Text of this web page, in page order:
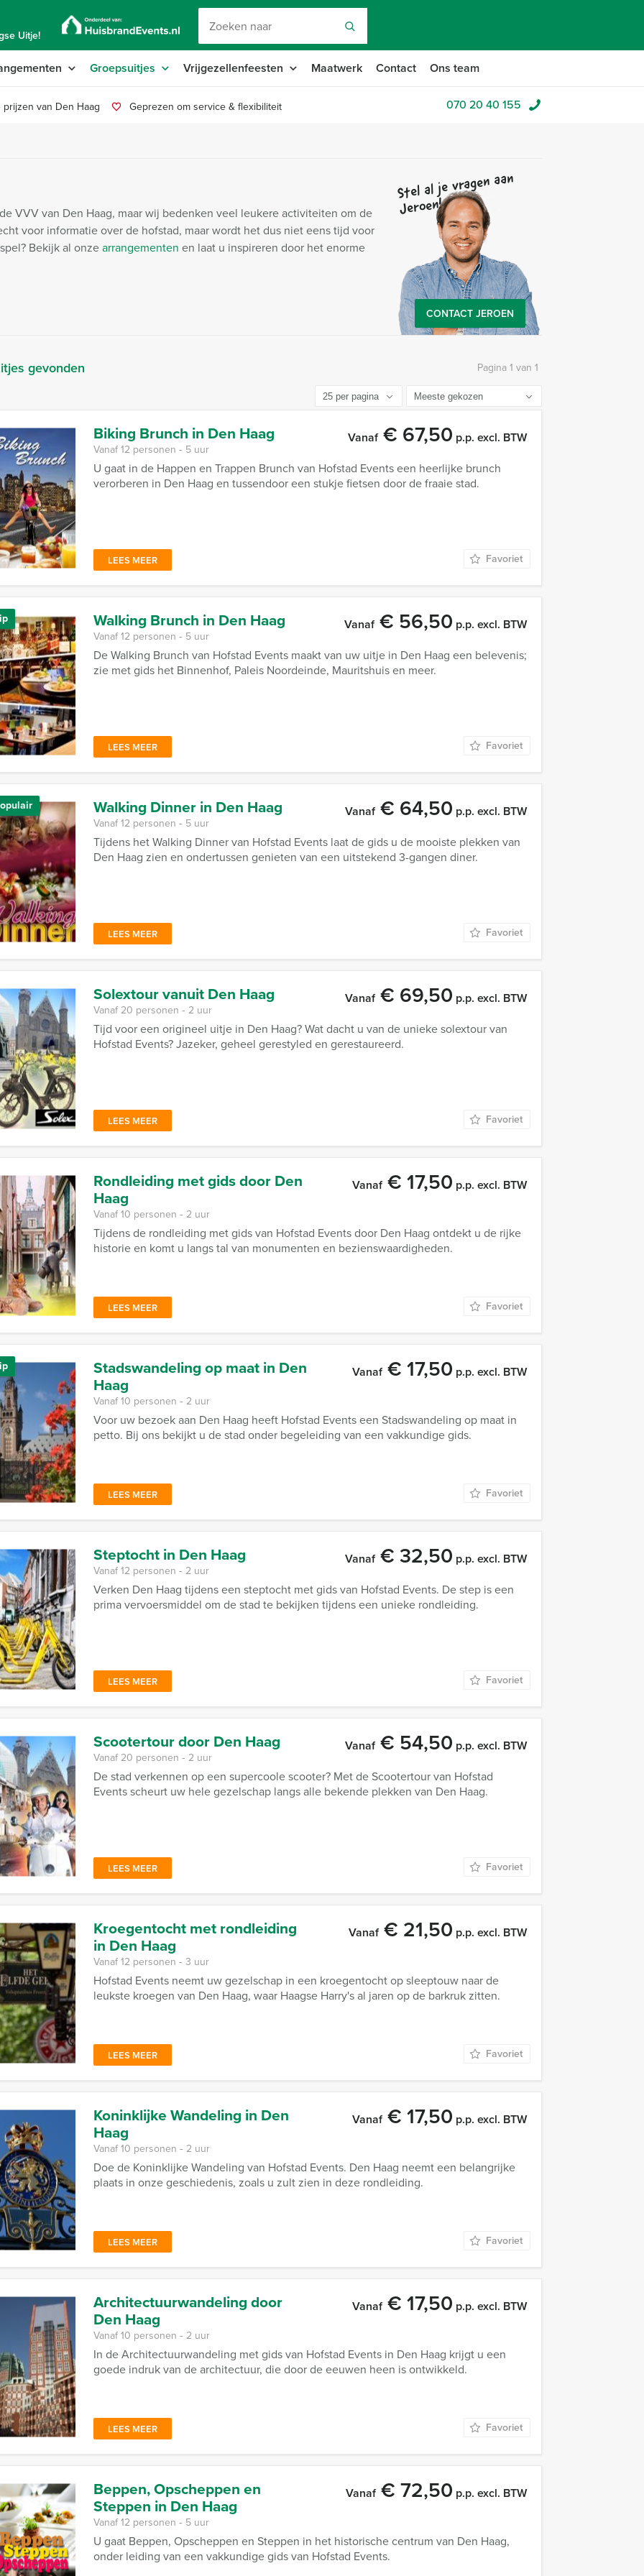
Uitje!
Groepsuitjes Vrijgezellenfeesten Maatwerk Contact Ons team
van Den Haag Geprezen om service & flexibiliteit 070 20 40 155
VVV van Den Haag, maar wij bedenken veel leukere activiteiten om de
voor informatie over de hofstad, maar wordt het dus niet eens tijd voor
Bekijk al onzearrangementen en laat u inspireren door het enorme
Stel al je vragen aan
Jeroen!
CONTACT JEROEN
gevonden Pagina 1 van 1
Biking Brunch in Den Haag Vanaf€ 67,50 p.p. excl. BTW
Vanaf 12 personen ‐ 5 uur
U gaat in de Happen en Trappen Brunch van Hofstad Events een heerlijke brunch
verorberen in Den Haag en tussendoor een stukje fietsen door de fraaie stad.
LEES MEER Favoriet
Walking Brunch in Den Haag Vanaf€ 56,50 p.p. excl. BTW
Vanaf 12 personen ‐ 5 uur
De Walking Brunch van Hofstad Events maakt van uw uitje in Den Haag een belevenis;
zie met gids het Binnenhof, Paleis Noordeinde, Mauritshuis en meer.
LEES MEER Favoriet
Walking Dinner in Den Haag Vanaf€ 64,50 p.p. excl. BTW
Vanaf 12 personen ‐ 5 uur
Tijdens het Walking Dinner van Hofstad Events laat de gids u de mooiste plekken van
Den Haag zien en ondertussen genieten van een uitstekend 3-gangen diner.
LEES MEER Favoriet
Solextour vanuit Den Haag Vanaf€ 69,50 p.p. excl. BTW
Vanaf 20 personen ‐ 2 uur
Tijd voor een origineel uitje in Den Haag? Wat dacht u van de unieke solextour van
Hofstad Events? Jazeker, geheel gerestyled en gerestaureerd.
LEES MEER Favoriet
Rondleiding met gids door Den
Haag
Vanaf€ 17,50 p.p. excl. BTW
Vanaf 10 personen ‐ 2 uur
Tijdens de rondleiding met gids van Hofstad Events door Den Haag ontdekt u de rijke
historie en komt u langs tal van monumenten en bezienswaardigheden.
LEES MEER Favoriet
Stadswandeling op maat in Den
Haag
Vanaf€ 17,50 p.p. excl. BTW
Vanaf 10 personen ‐ 2 uur
Voor uw bezoek aan Den Haag heeft Hofstad Events een Stadswandeling op maat in
petto. Bij ons bekijkt u de stad onder begeleiding van een vakkundige gids.
LEES MEER Favoriet
Steptocht in Den Haag Vanaf€ 32,50 p.p. excl. BTW
Vanaf 12 personen ‐ 2 uur
Verken Den Haag tijdens een steptocht met gids van Hofstad Events. De step is een
prima vervoersmiddel om de stad te bekijken tijdens een unieke rondleiding.
LEES MEER Favoriet
Scootertour door Den Haag Vanaf€ 54,50 p.p. excl. BTW
Vanaf 20 personen ‐ 2 uur
De stad verkennen op een supercoole scooter? Met de Scootertour van Hofstad
Events scheurt uw hele gezelschap langs alle bekende plekken van Den Haag.
LEES MEER Favoriet
Kroegentocht met rondleiding
in Den Haag
Vanaf€ 21,50 p.p. excl. BTW
Vanaf 12 personen ‐ 3 uur
Hofstad Events neemt uw gezelschap in een kroegentocht op sleeptouw naar de
leukste kroegen van Den Haag, waar Haagse Harry's al jaren op de barkruk zitten.
LEES MEER Favoriet
Koninklijke Wandeling in Den
Haag
Vanaf€ 17,50 p.p. excl. BTW
Vanaf 10 personen ‐ 2 uur
Doe de Koninklijke Wandeling van Hofstad Events. Den Haag neemt een belangrijke
plaats in onze geschiedenis, zoals u zult zien in deze rondleiding.
LEES MEER Favoriet
Architectuurwandeling door
Den Haag
Vanaf€ 17,50 p.p. excl. BTW
Vanaf 10 personen ‐ 2 uur
In de Architectuurwandeling met gids van Hofstad Events in Den Haag krijgt u een
goede indruk van de architectuur, die door de eeuwen heen is ontwikkeld.
LEES MEER Favoriet
Beppen, Opscheppen en
Steppen in Den Haag
Vanaf€ 72,50 p.p. excl. BTW
Vanaf 12 personen ‐ 5 uur
U gaat Beppen, Opscheppen en Steppen in het historische centrum van Den Haag,
onder leiding van een vakkundige gids van Hofstad Events.